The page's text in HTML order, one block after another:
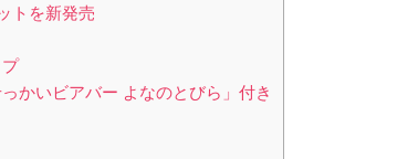
トを新発売
かいビアバー よなのとびら」付き